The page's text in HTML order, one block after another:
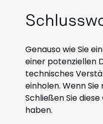
Genauso wie Sie
einer potenziellen
technisches
einholen. Wenn
Schließen Sie
haben.